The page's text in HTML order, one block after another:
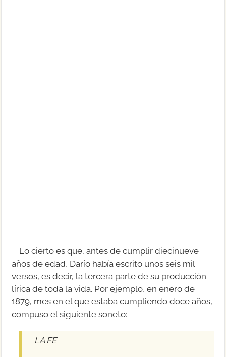
Lo cierto es que, antes de cumplir diecinueve
años de edad, Darío había escrito unos seis mil
versos, es decir, la tercera parte de su producción
lírica de toda la vida. Por ejemplo, en enero de
1879, mes en el que estaba cumpliendo doce años,
compuso el siguiente soneto:
LA FE